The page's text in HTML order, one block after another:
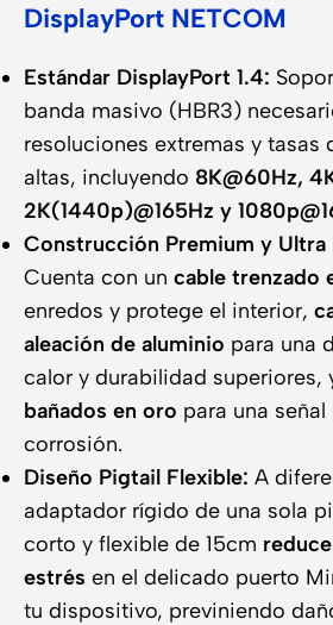
DisplayPort NETCOM
Estándar DisplayPort 1.4:
banda masivo (HBR3)
resoluciones extremas y tasas
altas, incluyendo 8K@60Hz,
2K(1440p)@165Hz y
Construcción Premium y Ultra
Cuenta con un cable trenzado
enredos y protege el interior,
aleación de aluminio para una
calor y durabilidad superiores,
bañados en oro para una
corrosión.
Diseño Pigtail Flexible: A
adaptador rígido de una sola
corto y flexible de 15cm
estrés en el delicado puerto
tu dispositivo, previniendo